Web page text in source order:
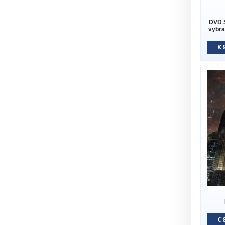
DVD
€
€